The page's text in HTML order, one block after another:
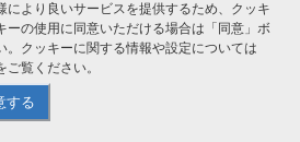
により良いサービスを提供するため、クッキ
ーの使用に同意いただける場合は「同意」ボ
。クッキーに関する情報や設定については
ご覧ください。
する